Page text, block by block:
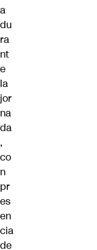
a
du
ra
nt
e
la
jor
na
da
,
co
n
pr
es
en
cia
de